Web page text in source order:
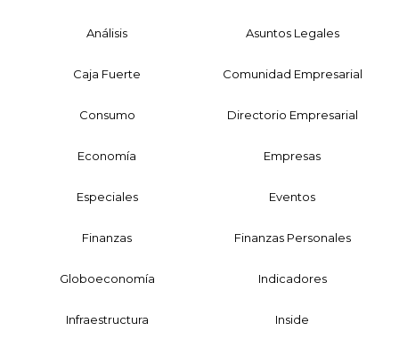
Análisis Asuntos Legales
Caja Fuerte Comunidad Empresarial
Consumo Directorio Empresarial
Economía Empresas
Especiales Eventos
Finanzas Finanzas Personales
Globoeconomía Indicadores
Infraestructura Inside